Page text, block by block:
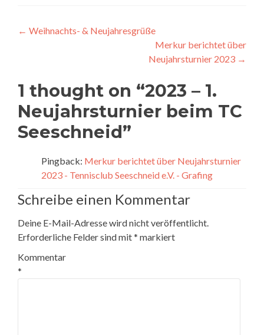
Beitragsnavigation
← Weihnachts- & Neujahresgrüße
Merkur berichtet über
Neujahrsturnier 2023 →
1 thought on “2023 – 1.
Neujahrsturnier beim TC
Seeschneid”
Pingback: Merkur berichtet über Neujahrsturnier
2023 - Tennisclub Seeschneid e.V. - Grafing
Schreibe einen Kommentar
Deine E-Mail-Adresse wird nicht veröffentlicht.
Erforderliche Felder sind mit* markiert
Kommentar
*